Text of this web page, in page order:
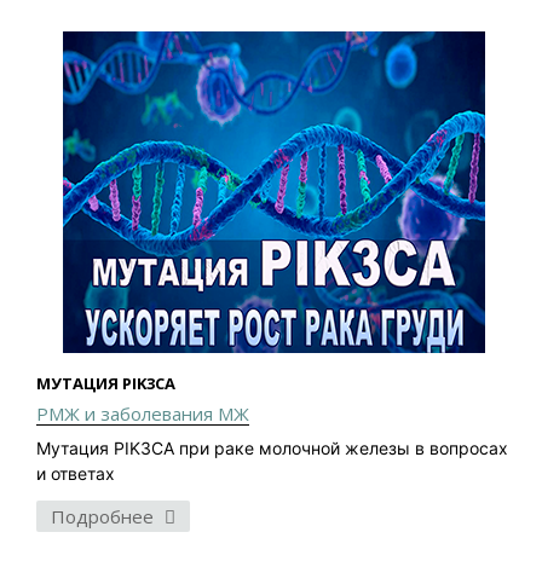
МУТАЦИЯ PIK3CA
РМЖ и заболевания МЖ
Мутация PIK3CA при раке молочной железы в вопросах
и ответах
Подробнее